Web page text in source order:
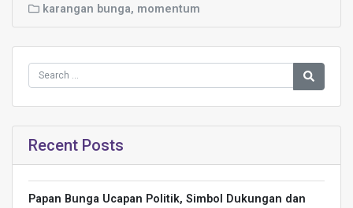
karangan bunga, momentum
Recent Posts
Papan Bunga Ucapan Politik, Simbol Dukungan dan